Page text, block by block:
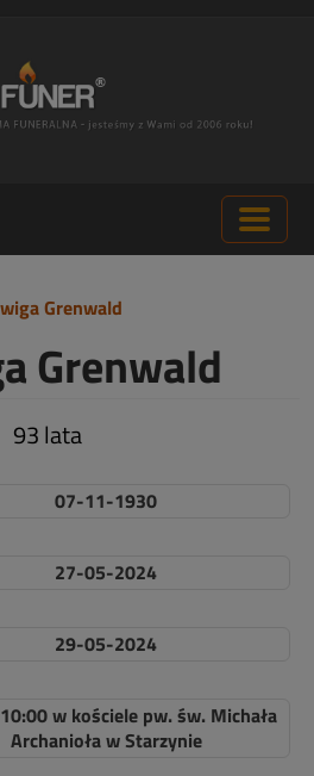
Grenwald
93 lata
07-11-1930
27-05-2024
29-05-2024
w kościele pw. św. Michała
Archanioła w Starzynie